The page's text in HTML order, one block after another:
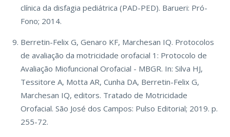
clínica da disfagia pediátrica (PAD-PED). Barueri: Pró-
Fono; 2014.
Berretin-Felix G, Genaro KF, Marchesan IQ. Protocolos
de avaliação da motricidade orofacial 1: Protocolo de
Avaliação Miofuncional Orofacial - MBGR. In: Silva HJ,
Tessitore A, Motta AR, Cunha DA, Berretin-Felix G,
Marchesan IQ, editors. Tratado de Motricidade
Orofacial. São José dos Campos: Pulso Editorial; 2019. p.
255-72.